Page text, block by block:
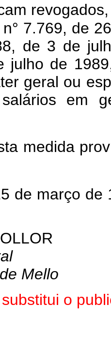
7.769, de
de 3 de
julho de
geral ou
em
medida
de março de
Mello
o